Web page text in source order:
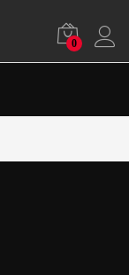
0